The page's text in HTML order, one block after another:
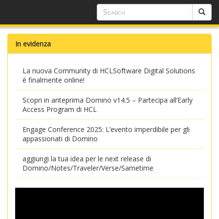
In evidenza
La nuova Community di HCLSoftware Digital Solutions
è finalmente online!
Scopri in anteprima Domino v14.5 – Partecipa all’Early
Access Program di HCL
Engage Conference 2025: L’evento imperdibile per gli
appassionati di Domino
aggiungi la tua idea per le next release di
Domino/Notes/Traveler/Verse/Sametime